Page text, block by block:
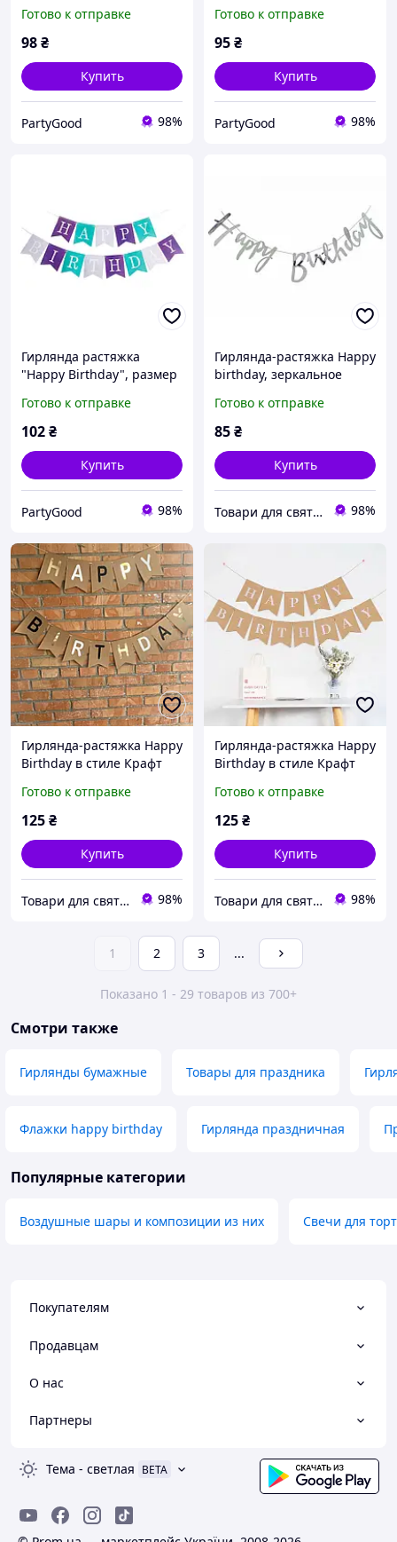
белым
Готово к отправке
98₴
Купить
PartyGood 98%
Готово к отправке
95₴
Купить
PartyGood 98%
Гирлянда растяжка
"Happy Birthday", размер
Готово к отправке
102₴
Купить
PartyGood 98%
Гирлянда-растяжка Happy
birthday, зеркальное
Готово к отправке
85₴
Купить
Товари для свята, декору та пакування - інтернет магазин Аладдін 98%
Гирлянда-растяжка Happy
Birthday в стиле Крафт
Готово к отправке
125₴
Купить
Товари для свята, декору та пакування - інтернет магазин Аладдін 98%
Гирлянда-растяжка Happy
Birthday в стиле Крафт
Готово к отправке
125₴
Купить
Товари для свята, декору та пакування - інтернет магазин Аладдін 98%
1 2 3 ...
Показано 1 - 29 товаров из 700+
Смотри также
Гирлянды бумажные Товары для праздника
Флажки happy birthday Гирлянда праздничная
Популярные категории
Воздушные шары и композиции из них Свечи для
Покупателям
Продавцам
О нас
Партнеры
Тема - светлая BETA